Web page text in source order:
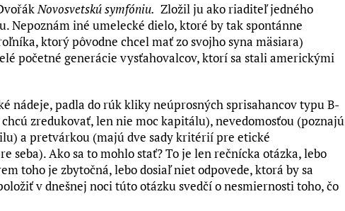
Novosvetskú symfóniu. Zložil ju ako riaditeľ jedného
Nepoznám iné umelecké dielo, ktoré by tak spontánne
ktorý pôvodne chcel mať zo svojho syna mäsiara)
početné generácie vysťahovalcov, ktorí sa stali americkými
nádeje, padla do rúk kliky neúprosných sprisahancov typu B-
zredukovať, len nie moc kapitálu), nevedomosťou (poznajú
a pretvárkou (majú dve sady kritérií pre etické
seba). Ako sa to mohlo stať? To je len rečnícka otázka, lebo
toho je zbytočná, lebo dosiaľ niet odpovede, ktorá by sa
v dnešnej noci túto otázku svedčí o nesmiernosti toho, čo